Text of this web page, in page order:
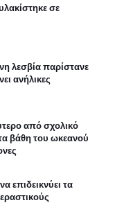
σε
λεσβία παρίστανε
ανήλικες
από σχολικό
βάθη του ωκεανού
επιδεικνύει τα